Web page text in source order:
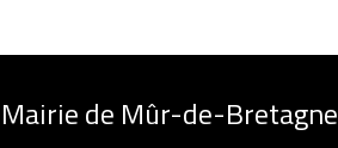
Mairie de Mûr-de-Bretagne